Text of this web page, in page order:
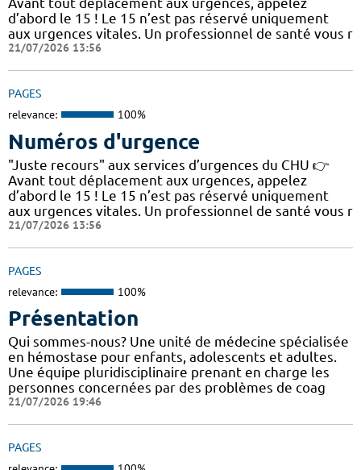
d’abord le 15 ! Le 15 n’est pas réservé uniquement
aux urgences vitales. Un professionnel de santé vous r
21/07/2026 13:56
PAGES
relevance: 100%
Numéros d'urgence
"Juste recours" aux services d’urgences du CHU 👉
Avant tout déplacement aux urgences, appelez
d’abord le 15 ! Le 15 n’est pas réservé uniquement
aux urgences vitales. Un professionnel de santé vous r
21/07/2026 13:56
PAGES
relevance: 100%
Présentation
Qui sommes-nous? Une unité de médecine spécialisée
en hémostase pour enfants, adolescents et adultes.
Une équipe pluridisciplinaire prenant en charge les
personnes concernées par des problèmes de coag
21/07/2026 19:46
PAGES